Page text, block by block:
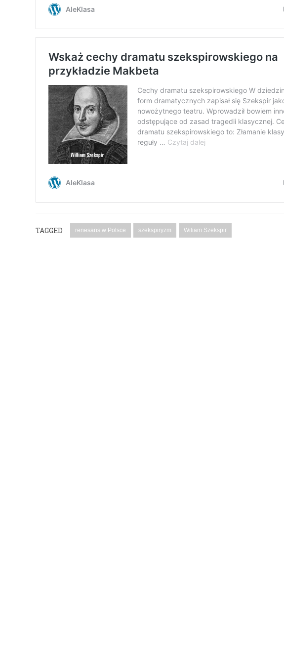
TAGGED renesans w Polsce szekspiryzm Wiliam Szekspir